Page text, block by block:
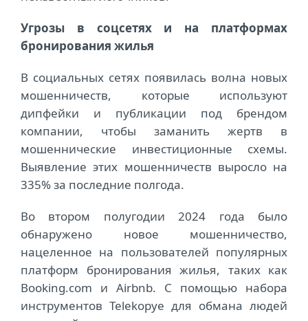
Угрозы в соцсетях и на платформах
бронирования жилья
В социальных сетях появилась волна новых
мошенничеств, которые используют
дипфейки и публикации под брендом
компании, чтобы заманить жертв в
мошеннические инвестиционные схемы.
Выявление этих мошенничеств выросло на
335% за последние полгода.
Во втором полугодии 2024 года было
обнаружено новое мошенничество,
нацеленное на пользователей популярных
платформ бронирования жилья, таких как
Booking.com и Airbnb. С помощью набора
инструментов Telekopye для обмана людей